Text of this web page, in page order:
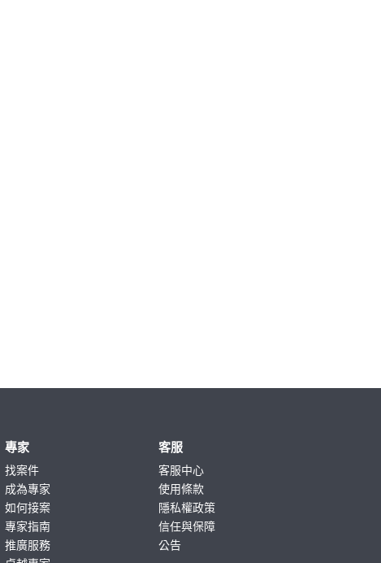
專家
找案件
成為專家
如何接案
專家指南
推廣服務
客服
客服中心
使用條款
隱私權政策
信任與保障
公告